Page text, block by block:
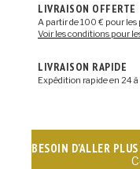
LIVRAISON OFFERTE
A partir de 100 € pour
Voir les conditions pour
LIVRAISON RAPIDE
Expédition rapide en 24
BESOIN D'ALLER